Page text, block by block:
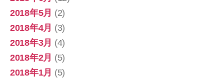
2018年5月 (2)
2018年4月 (3)
2018年3月 (4)
2018年2月 (5)
2018年1月 (5)